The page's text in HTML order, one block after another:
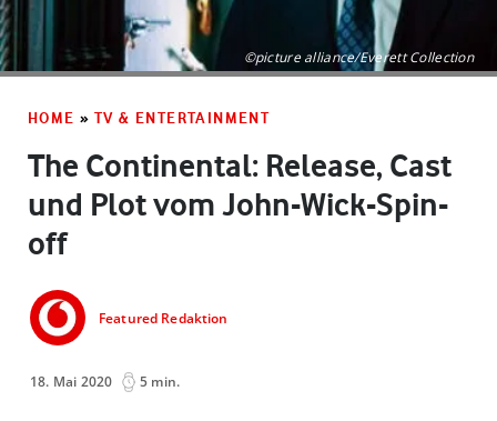
©picture alliance/Everett Collection
HOME » TV & ENTERTAINMENT
The Continental: Release, Cast
und Plot vom John-Wick-Spin-
off
Featured Redaktion
18. Mai 2020 5 min.